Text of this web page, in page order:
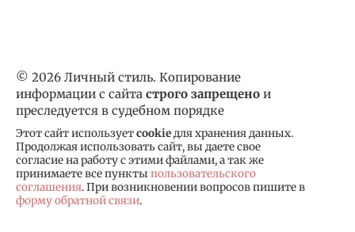
© 2026 Личный стиль. Копирование
информации с сайта строго запрещено и
преследуется в судебном порядке
Этот сайт используетcookieдля хранения данных.
Продолжая использовать сайт, вы даете свое
согласие на работу с этими файлами, а так же
принимаете все пункты пользовательского
соглашения. При возникновении вопросов пишите в
форму обратной связи.